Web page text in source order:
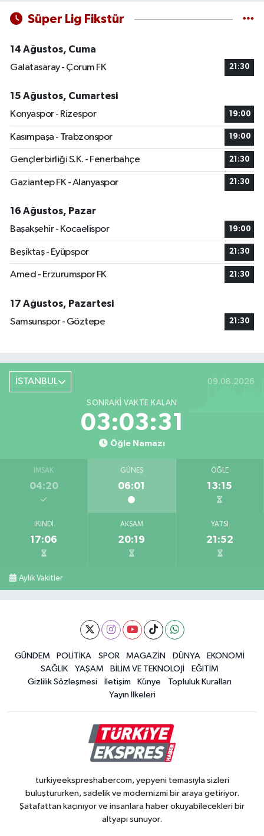
Süper Lig Fikstür
14 Ağustos, Cuma
Galatasaray - Çorum FK
21:30
15 Ağustos, Cumartesi
Konyaspor - Rizespor
19:00
Kasımpaşa - Trabzonspor 19:00
Gençlerbirliği S.K. - Fenerbahçe 21:30
Gaziantep FK - Alanyaspor 21:30
16 Ağustos, Pazar
Başakşehir - Kocaelispor
19:00
Beşiktaş - Eyüpspor 21:30
Amed - Erzurumspor FK 21:30
17 Ağustos, Pazartesi
Samsunspor - Göztepe
21:30
İSTANBUL 09.08.2026
SONRAKI VAKTE KALAN
03:03:30
Öğle Namazı
İMSAK
04:20
GÜNEŞ
06:01
ÖĞLE
13:15
İKINDI
17:06
AKŞAM
20:19
YATSI
21:52
Aylık Vakitler
GÜNDEM POLİTİKA SPOR MAGAZİN DÜNYA
EKONOMİ
SAĞLIK
YAŞAM BİLİM VE TEKNOLOJİ
EĞİTİM
Gizlilik Sözleşmesi
İletişim Künye
Topluluk Kuralları
Yayın İlkeleri
turkiyeekspreshabercom, yepyeni temasıyla sizleri
buluştururken, sadelik ve modernizmi bir araya getiriyor.
Şatafattan kaçınıyor ve insanlara haber okuyabilecekleri bir
altyapı sunuyor.